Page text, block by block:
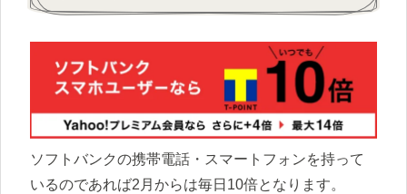
ソフトバンクの携帯電話・スマートフォンを持って
いるのであれば2月からは毎日10倍となります。